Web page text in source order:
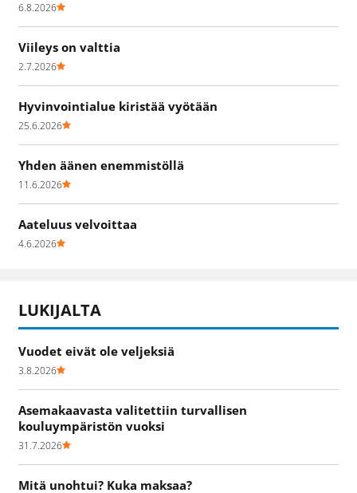
6.8.2026
Viileys on valttia
2.7.2026
Hyvinvointialue kiristää vyötään
25.6.2026
Yhden äänen enemmistöllä
11.6.2026
Aateluus velvoittaa
4.6.2026
LUKIJALTA
Vuodet eivät ole veljeksiä
3.8.2026
Asemakaavasta valitettiin turvallisen
kouluympäristön vuoksi
31.7.2026
Mitä unohtui? Kuka maksaa?